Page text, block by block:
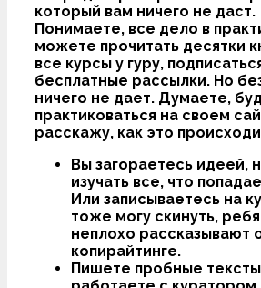
который вам ничего не даст.
Понимаете, все дело в
можете прочитать десятки
все курсы у гуру,
бесплатные рассылки. Но
ничего не дает. Думаете,
практиковаться на своем
расскажу, как это
Вы загораетесь идеей,
изучать все, что
Или записываетесь на
тоже могу скинуть,
неплохо рассказывают
копирайтинге.
Пишете пробные